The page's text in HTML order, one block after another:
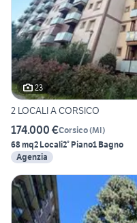
23
2 LOCALI A CORSICO
174.000 €Corsico(MI)
68 mq2 Locali2° Piano1 Bagno
Agenzia